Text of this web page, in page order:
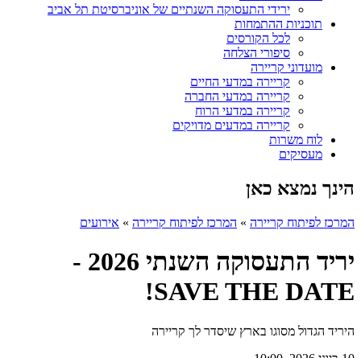
ירידי התעסוקה השנתיים של אוניברסיטת תל אביב
תוכניות ההתמחות
לכל הקורסים
סיפורי הצלחה
מועדוני קריירה
קריירה במדעי החיים
קריירה במדעי החברה
קריירה במדעי הרוח
קריירה במדעים מדויקים
לוח משרות
מעסיקים
הינך נמצא כאן
המרכז לפיתוח קריירה » המרכז לפיתוח קריירה » אירועים
יריד התעסוקה השנתי 2026 -
SAVE THE DATE!
היריד הגדול מסוגו בארץ שיסדר לך קריירה